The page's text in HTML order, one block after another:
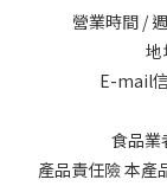
營業時間 /
地
E-mail
食品業
產品責任險 本產